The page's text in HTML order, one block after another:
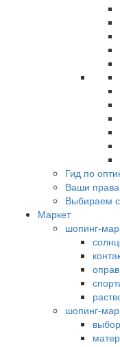
Гид по
Ваши права
Выбираем
Маркет
шопинг-
шопинг-